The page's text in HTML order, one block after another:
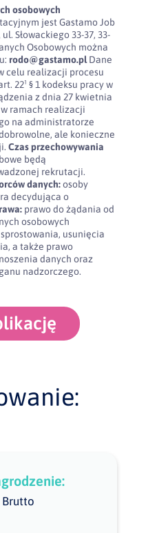
osobowych
jest Gastamo Job
Słowackiego 33-37, 33-
Osobowych można
rodo@gastamo.plDane
celu realizacji procesu
22¹ § 1 kodeksu pracy w
z dnia 27 kwietnia
w ramach realizacji
na administratorze
ale konieczne
Czas przechowywania
będą
rekrutacji.
danych:osoby
decydująca o
prawo do żądania od
osobowych
usunięcia
a także prawo
danych oraz
nadzorczego.